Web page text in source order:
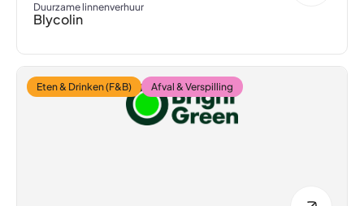
Duurzame linnenverhuur
Blycolin
Eten & Drinken (F&B) Afval & Verspilling